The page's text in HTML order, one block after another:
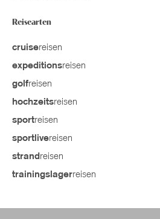
Reisearten
cruisereisen
expeditionsreisen
golfreisen
hochzeitsreisen
sportreisen
sportlivereisen
strand reisen
trainingslagerreisen